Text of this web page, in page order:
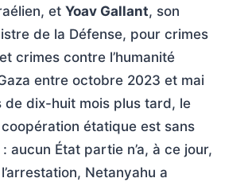
et Yoav Gallant, son
de la Défense, pour crimes
crimes contre l’humanité
entre octobre 2023 et mai
de dix-huit mois plus tard, le
étatique est sans
aucun État partie n’a, à ce jour,
Netanyahu a